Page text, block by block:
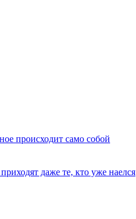
происходит само собой
даже те, кто уже наелся